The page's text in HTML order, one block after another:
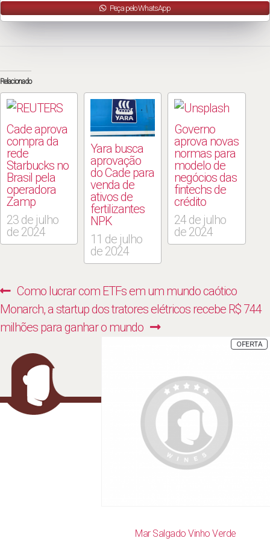
Peça pelo WhatsApp
Relacionado
Cade aprova
compra da
rede
Starbucks no
Brasil pela
operadora
Zamp
23 de julho
de 2024
Yara busca
aprovação
do Cade para
venda de
ativos de
fertilizantes
NPK
11 de julho
de 2024
Governo
aprova novas
normas para
modelo de
negócios das
fintechs de
crédito
24 de julho
de 2024
Navegação
de
Post
Previous
post:
Como lucrar com ETFs em um mundo caótico
Next
post:
Monarch, a startup dos tratores elétricos recebe R$ 744
milhões para ganhar o mundo
OFERTA
Mar Salgado Vinho Verde